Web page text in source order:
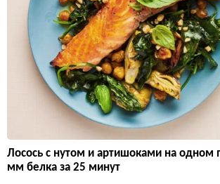
Лосось с нутом и артишоками на одном
мм белка за 25 минут